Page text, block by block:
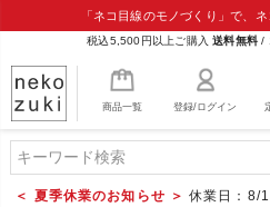
「ネコ目線のモノづくり」で、
税込5,500円以上ご購入送料無料 /
商品一覧 登録/ログイン
＜ 夏季休業のお知らせ ＞ 休業日：8/